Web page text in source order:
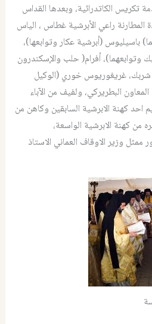
تكريس الكاتدرائية، وبعدها القداس
المطارنة راعي الأبرشية غطاس ، الياس
باسيليوس (أبرشية عكار وتوابعها)،
وتوابعهما)، أفرام( حلب والإسكندرون
شربك، غريغوريوس خوري (الوكيل
البطريركي، ولفيف من الآباء
احد كهنة الابرشية السابقين وكاهن من
من كهنة الابرشية الواسعة،
وزير الاوقاف العماني الاستاذ